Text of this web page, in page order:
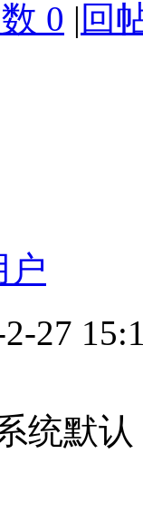
0 | 回
户
27
统默认